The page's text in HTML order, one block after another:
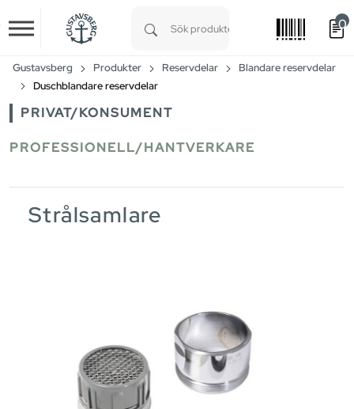
Skip to main content
0
Gustavsberg Produkter Reservdelar
Blandare reservdelar
Duschblandare reservdelar
PRIVAT/KONSUMENT
PROFESSIONELL/HANTVERKARE
Strålsamlare